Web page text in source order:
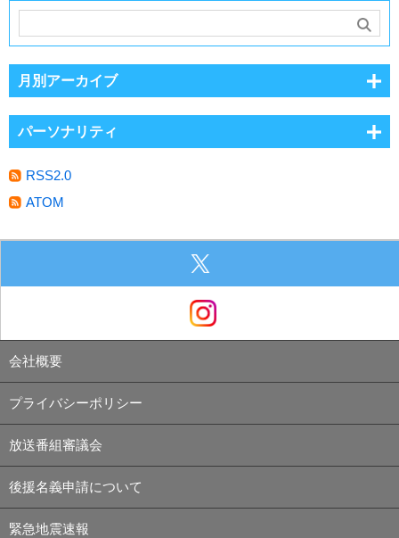
月別アーカイブ
パーソナリティ
RSS2.0
ATOM
会社概要
プライバシーポリシー
放送番組審議会
後援名義申請について
緊急地震速報